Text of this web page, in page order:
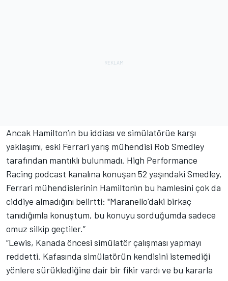
Ancak Hamilton’ın bu iddiası ve simülatörüe karşı
yaklaşımı, eski Ferrari yarış mühendisi Rob Smedley
tarafından mantıklı bulunmadı. High Performance
Racing podcast kanalına konuşan 52 yaşındaki Smedley,
Ferrari mühendislerinin Hamilton'ın bu hamlesini çok da
ciddiye almadığını belirtti: "Maranello'daki birkaç
tanıdığımla konuştum, bu konuyu sorduğumda sadece
omuz silkip geçtiler.”
“Lewis, Kanada öncesi simülatör çalışması yapmayı
reddetti. Kafasında simülatörün kendisini istemediği
yönlere sürüklediğine dair bir fikir vardı ve bu kararla